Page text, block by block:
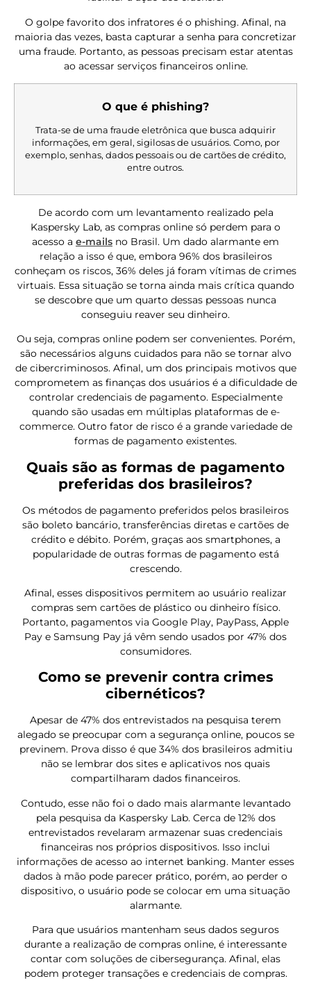
O golpe favorito dos infratores é o phishing. Afinal, na
maioria das vezes, basta capturar a senha para concretizar
uma fraude. Portanto, as pessoas precisam estar atentas
ao acessar serviços financeiros online.
O que é phishing?
Trata-se de uma fraude eletrônica que busca adquirir
informações, em geral, sigilosas de usuários. Como, por
exemplo, senhas, dados pessoais ou de cartões de crédito,
entre outros.
De acordo com um levantamento realizado pela
Kaspersky Lab, as compras online só perdem para o
acesso a e-mails no Brasil. Um dado alarmante em
relação a isso é que, embora 96% dos brasileiros
conheçam os riscos, 36% deles já foram vítimas de crimes
virtuais. Essa situação se torna ainda mais crítica quando
se descobre que um quarto dessas pessoas nunca
conseguiu reaver seu dinheiro.
Ou seja, compras online podem ser convenientes. Porém,
são necessários alguns cuidados para não se tornar alvo
de cibercriminosos. Afinal, um dos principais motivos que
comprometem as finanças dos usuários é a dificuldade de
controlar credenciais de pagamento. Especialmente
quando são usadas em múltiplas plataformas de e-
commerce. Outro fator de risco é a grande variedade de
formas de pagamento existentes.
Quais são as formas de pagamento
preferidas dos brasileiros?
Os métodos de pagamento preferidos pelos brasileiros
são boleto bancário, transferências diretas e cartões de
crédito e débito. Porém, graças aos smartphones, a
popularidade de outras formas de pagamento está
crescendo.
Afinal, esses dispositivos permitem ao usuário realizar
compras sem cartões de plástico ou dinheiro físico.
Portanto, pagamentos via Google Play, PayPass, Apple
Pay e Samsung Pay já vêm sendo usados por 47% dos
consumidores.
Como se prevenir contra crimes
cibernéticos?
Apesar de 47% dos entrevistados na pesquisa terem
alegado se preocupar com a segurança online, poucos se
previnem. Prova disso é que 34% dos brasileiros admitiu
não se lembrar dos sites e aplicativos nos quais
compartilharam dados financeiros.
Contudo, esse não foi o dado mais alarmante levantado
pela pesquisa da Kaspersky Lab. Cerca de 12% dos
entrevistados revelaram armazenar suas credenciais
financeiras nos próprios dispositivos. Isso inclui
informações de acesso ao internet banking. Manter esses
dados à mão pode parecer prático, porém, ao perder o
dispositivo, o usuário pode se colocar em uma situação
alarmante.
Para que usuários mantenham seus dados seguros
durante a realização de compras online, é interessante
contar com soluções de cibersegurança. Afinal, elas
podem proteger transações e credenciais de compras.